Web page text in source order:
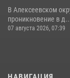
В Алексеевском
проникновение в
07 августа 2026, 07:39